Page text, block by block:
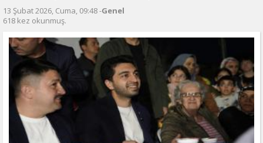
13 Şubat 2026, Cuma, 09:48 -Genel
618 kez okunmuş.